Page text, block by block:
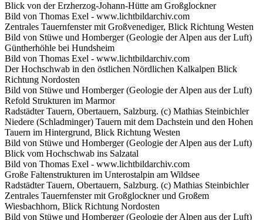
Blick von der Erzherzog-Johann-Hütte am Großglockner
Bild von Thomas Exel - www.lichtbildarchiv.com
Zentrales Tauernfenster mit Großvenediger, Blick Richtung Westen
Bild von Stüwe und Homberger (Geologie der Alpen aus der Luft)
Güntherhöhle bei Hundsheim
Bild von Thomas Exel - www.lichtbildarchiv.com
Der Hochschwab in den östlichen Nördlichen Kalkalpen Blick
Richtung Nordosten
Bild von Stüwe und Homberger (Geologie der Alpen aus der Luft)
Refold Strukturen im Marmor
Radstädter Tauern, Obertauern, Salzburg. (c) Mathias Steinbichler
Niedere (Schladminger) Tauern mit dem Dachstein und den Hohen
Tauern im Hintergrund, Blick Richtung Westen
Bild von Stüwe und Homberger (Geologie der Alpen aus der Luft)
Blick vom Hochschwab ins Salzatal
Bild von Thomas Exel - www.lichtbildarchiv.com
Große Faltenstrukturen im Unterostalpin am Wildsee
Radstädter Tauern, Obertauern, Salzburg. (c) Mathias Steinbichler
Zentrales Tauernfenster mit Großglockner und Großem
Wiesbachhorn, Blick Richtung Nordosten
Bild von Stüwe und Homberger (Geologie der Alpen aus der Luft)